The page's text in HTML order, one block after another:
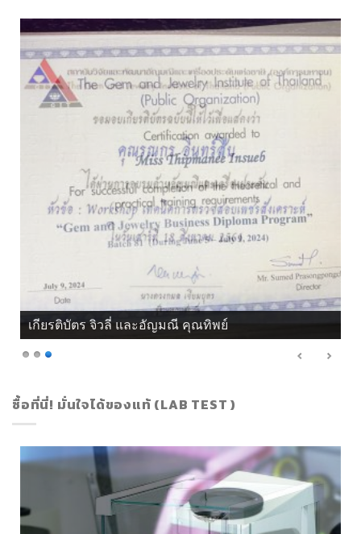
เกียรติบัตร จิวลี่ และอัญมณี คุณทิพย์
ซื้อที่นี่! มั่นใจได้ของแท้ (LAB TEST )